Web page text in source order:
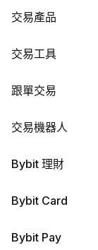
交易產品
交易工具
跟單交易
交易機器人
Bybit 理財
Bybit Card
Bybit Pay